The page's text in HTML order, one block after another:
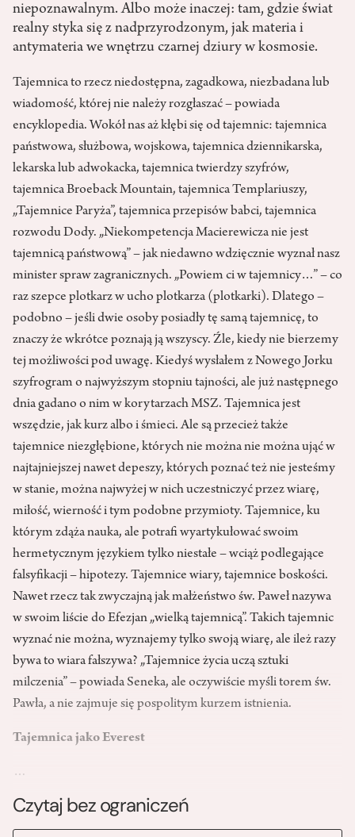
niepoznawalnym. Albo może inaczej: tam, gdzie świat
realny styka się z nadprzyrodzonym, jak materia i
antymateria we wnętrzu czarnej dziury w kosmosie.
Tajemnica to rzecz niedostępna, zagadkowa, niezbadana lub
wiadomość, której nie należy rozgłaszać – powiada
encyklopedia. Wokół nas aż kłębi się od tajemnic: tajemnica
państwowa, służbowa, wojskowa, tajemnica dziennikarska,
lekarska lub adwokacka, tajemnica twierdzy szyfrów,
tajemnica Broeback Mountain, tajemnica Templariuszy,
„Tajemnice Paryża”, tajemnica przepisów babci, tajemnica
rozwodu Dody. „Niekompetencja Macierewicza nie jest
tajemnicą państwową” – jak niedawno wdzięcznie wyznał nasz
minister spraw zagranicznych. „Powiem ci w tajemnicy…” – co
raz szepce plotkarz w ucho plotkarza (plotkarki). Dlatego –
podobno – jeśli dwie osoby posiadły tę samą tajemnicę, to
znaczy że wkrótce poznają ją wszyscy. Źle, kiedy nie bierzemy
tej możliwości pod uwagę. Kiedyś wysłałem z Nowego Jorku
szyfrogram o najwyższym stopniu tajności, ale już następnego
dnia gadano o nim w korytarzach MSZ. Tajemnica jest
wszędzie, jak kurz albo i śmieci. Ale są przecież także
tajemnice niezgłębione, których nie można nie można ująć w
najtajniejszej nawet depeszy, których poznać też nie jesteśmy
w stanie, można najwyżej w nich uczestniczyć przez wiarę,
miłość, wierność i tym podobne przymioty. Tajemnice, ku
którym zdąża nauka, ale potrafi wyartykułować swoim
hermetycznym językiem tylko niestałe – wciąż podlegające
falsyfikacji – hipotezy. Tajemnice wiary, tajemnice boskości.
Nawet rzecz tak zwyczajną jak małżeństwo św. Paweł nazywa
w swoim liście do Efezjan „wielką tajemnicą”. Takich tajemnic
wyznać nie można, wyznajemy tylko swoją wiarę, ale ileż razy
bywa to wiara fałszywa? „Tajemnice życia uczą sztuki
milczenia” – powiada Seneka, ale oczywiście myśli torem św.
Pawła, a nie zajmuje się pospolitym kurzem istnienia.
Tajemnica jako Everest
…
Czytaj bez ograniczeń